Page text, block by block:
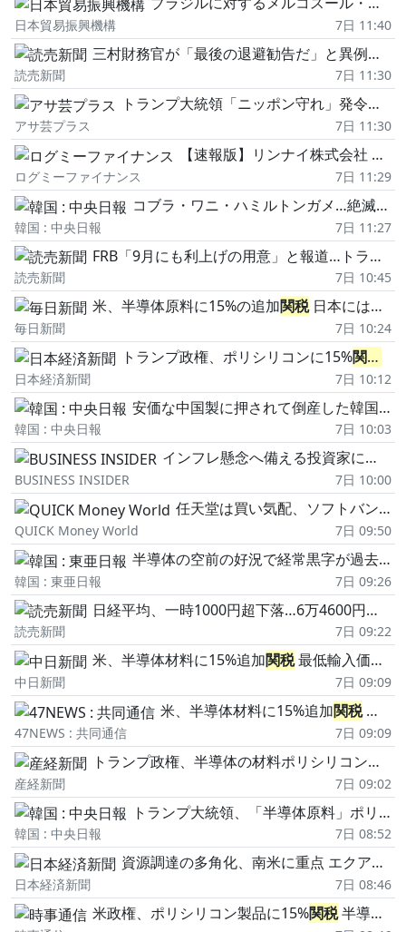
日本貿易振興機構 7日 11:40
三村財務官が「最後の退避勧告だ」と異例の予告、4月30日の為替介入額は過去最大…4~6月の介入詳細
読売新聞 7日 11:30
トランプ大統領「ニッポン守れ」発令は「アメリカの景気悪化を防いで中間選挙に勝つため」でも1カ月後には…
アサ芸プラス 7日 11:30
【速報版】リンナイ株式会社 2027年3月期第1四半期決算説明
ログミーファイナンス 7日 11:29
コブラ・ワニ・ハミルトンガメ…絶滅危惧種を韓国へ密輸、高速バス宅配便で流通
韓国 : 中央日報 7日 11:27
FRB「9月にも利上げの用意」と報道…トランプ氏が「利下げ」求める中、難しい判断迫られる可能性
読売新聞 7日 10:45
米、半導体原料に15%の追加関税日本には軽減措置 12月発動
毎日新聞 7日 10:24
トランプ政権、ポリシリコンに15%関税
日本経済新聞 7日 10:12
安価な中国製に押されて倒産した韓国エスカレーター、10年後に意外な復活(2)
韓国 : 中央日報 7日 10:03
インフレ懸念へ備える投資家に向けた、7つの投資戦略
BUSINESS INSIDER 7日 10:00
任天堂は買い気配、ソフトバンクGは売り気配で始まる(朝のニュース拾い読み)
QUICK Money World 7日 09:50
半導体の空前の好況で経常黒字が過去最大 1年で4倍に
韓国 : 東亜日報 7日 09:26
日経平均、一時1000円超下落…6万4600円台で推移
読売新聞 7日 09:22
米、半導体材料に15%追加関税最低輸入価格も導入、12月発動
中日新聞 7日 09:09
米、半導体材料に15%追加関税最低輸入価格も導入、12月発動
47NEWS : 共同通信 7日 09:09
トランプ政権、半導体の材料ポリシリコンに追加
産経新聞 7日 09:02
トランプ大統領、「半導体原料」ポリシリコン派生製品に15%の
韓国 : 中央日報 7日 08:52
資源調達の多角化、南米に重点 エクアドルともEPA協議へ
日本経済新聞 7日 08:46
米政権、ポリシリコン製品に15%関税半導体原材料、国内生産促す